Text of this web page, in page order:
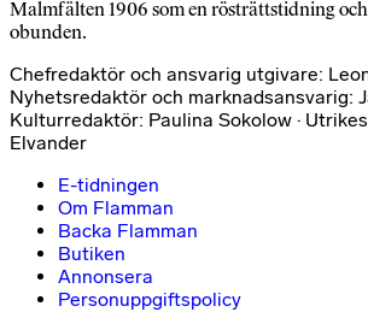
Malmfälten 1906 som en rösträttstidning
obunden.
Chefredaktör och ansvarig utgivare:
Nyhetsredaktör och marknadsansvarig:
Kulturredaktör: Paulina Sokolow ·
Elvander
E-tidningen
Om Flamman
Backa Flamman
Butiken
Annonsera
Personuppgiftspolicy